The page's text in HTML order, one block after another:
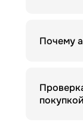
Почему
покупкой